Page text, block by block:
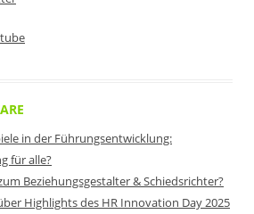
in der Führungsentwicklung:
für alle?
Beziehungsgestalter & Schiedsrichter?
Highlights des HR Innovation Day 2025